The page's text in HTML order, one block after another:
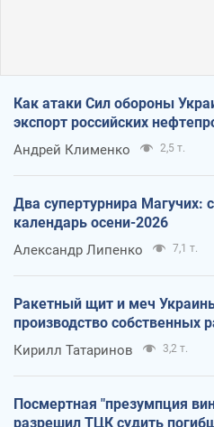
Как атаки Сил обороны
экспорт российских
Андрей Клименко 2,5 т.
Два супертурнира Магучих:
календарь осени-2026
Александр Липенко 7,1 т.
Ракетный щит и меч
производство собственных
Кирилл Татаринов 3,2 т.
Посмертная "презумпция
разрешил ТЦК судить